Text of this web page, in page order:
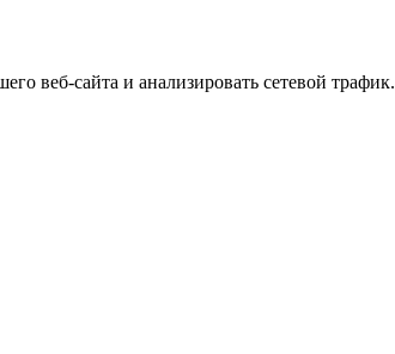
веб-сайта и анализировать сетевой трафик.